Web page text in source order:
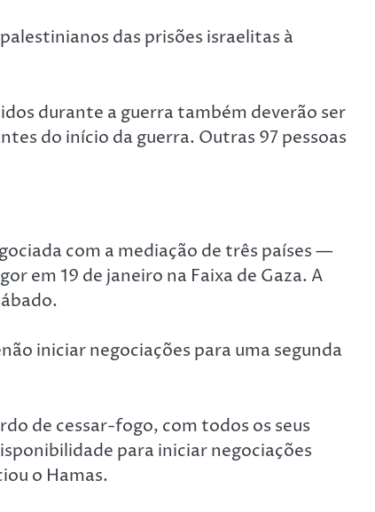
das prisões israelitas à
durante a guerra também deverão ser
do início da guerra. Outras 97 pessoas
com a mediação de três países —
em 19 de janeiro na Faixa de Gaza. A
iniciar negociações para uma segunda
de cessar-fogo, com todos os seus
para iniciar negociações
o Hamas.